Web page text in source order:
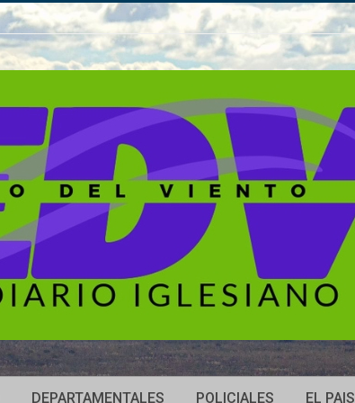
DEPARTAMENTALES POLICIALES EL PAIS